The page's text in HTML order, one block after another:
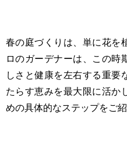
春の庭づくりは、単に花を
ロのガーデナーは、この時
しさと健康を左右する重要
たらす恵みを最大限に活か
めの具体的なステップをご紹